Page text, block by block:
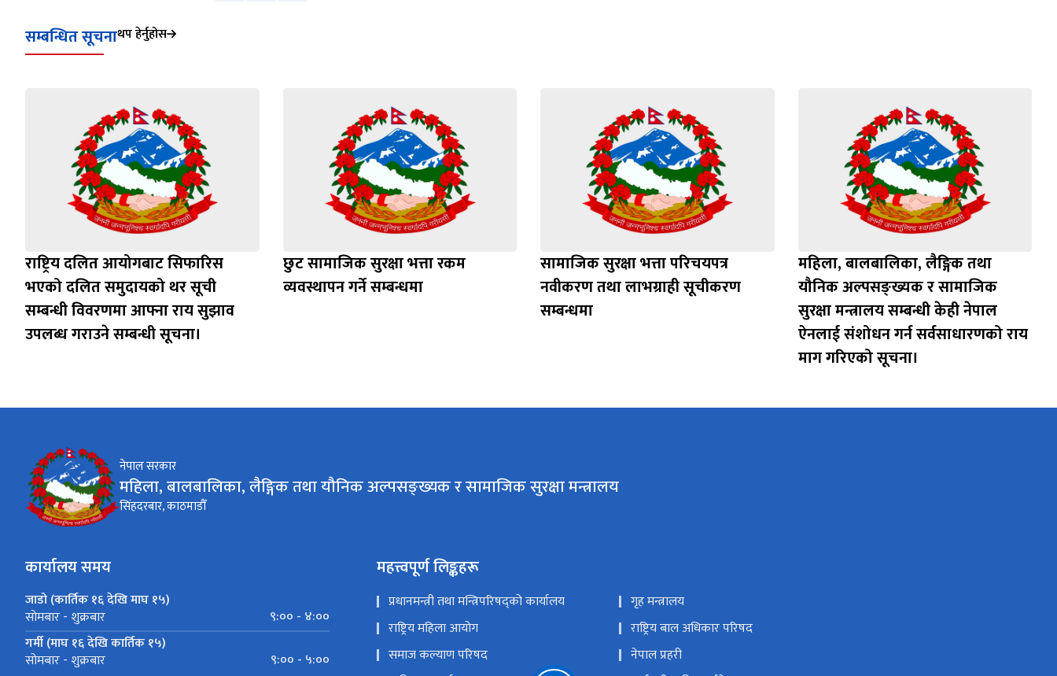
सम्बन्धित सूचनाथप हेर्नुहोस
राष्ट्रिय दलित आयोगबाट सिफारिस
भएको दलित समुदायको थर सूची
सम्बन्धी विवरणमा आफ्ना राय सुझाव
उपलब्ध गराउने सम्बन्धी सूचना।
छुट सामाजिक सुरक्षा भत्ता रकम
व्यवस्थापन गर्ने सम्बन्धमा
सामाजिक सुरक्षा भत्ता परिचयपत्र
नवीकरण तथा लाभग्राही सूचीकरण
सम्बन्धमा
महिला, बालबालिका, लैङ्गिक तथा
यौनिक अल्पसङ्ख्यक र सामाजिक
सुरक्षा मन्त्रालय सम्बन्धी केही नेपाल
ऐनलाई संशोधन गर्न सर्वसाधारणको राय
माग गरिएको सूचना।
नेपाल सरकार
महिला, बालबालिका, लैङ्गिक तथा यौनिक अल्पसङ्ख्यक र सामाजिक सुरक्षा मन्त्रालय
सिंहदरबार, काठमाडौँ
कार्यालय समय
जाडो (कार्तिक १६ देखि माघ १५)
सोमबार - शुक्रबार
९:०० - ४:००
गर्मी (माघ १६ देखि कार्तिक १५)
सोमबार - शुक्रबार ९:०० - ५:००
महत्त्वपूर्ण लिङ्कहरू
प्रधानमन्त्री तथा मन्त्रिपरिषद्को कार्यालय
गृह मन्त्रालय
राष्ट्रिय महिला आयोग
राष्ट्रिय बाल अधिकार परिषद
समाज कल्याण परिषद
नेपाल प्रहरी